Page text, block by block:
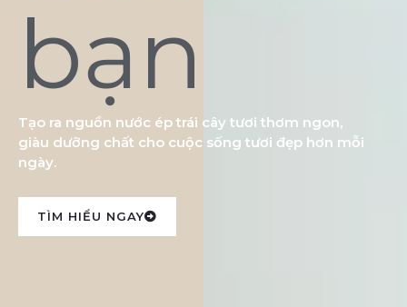
bạn
Tạo ra nguồn nước ép trái cây tươi thơm ngon,
giàu dưỡng chất cho cuộc sống tươi đẹp hơn mỗi
ngày.
TÌM HIỂU NGAY